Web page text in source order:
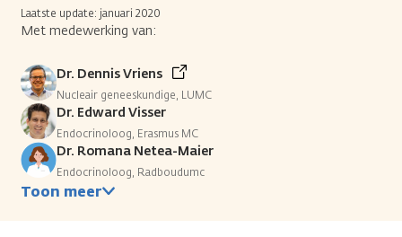
Laatste update: januari 2020
Met medewerking van:
Dr. Dennis Vriens
Nucleair geneeskundige, LUMC
Dr. Edward Visser
Endocrinoloog, Erasmus MC
Dr. Romana Netea-Maier
Endocrinoloog, Radboudumc
Toon meer